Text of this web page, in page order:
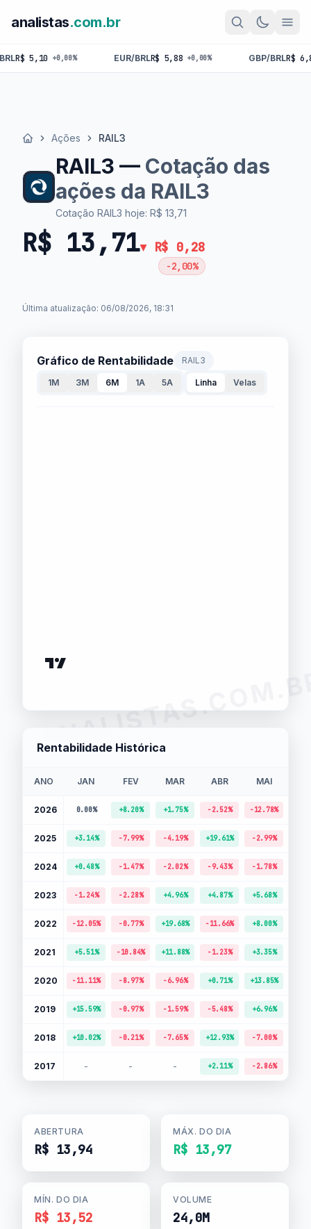
analistas.com.br
EUR/BRL R$ 5,88 +0,00% GBP/BRL R$ 6,86 +0,00%
Início Ações RAIL3
RAIL3 — Cotação das
ações da RAIL3
Cotação RAIL3 hoje: R$ 13,71
R$ 13,71▼ R$ 0,28
-2,00%
Última atualização: 06/08/2026, 18:31
Gráfico de Rentabilidade RAIL3
1M 3M 6M 1A 5A Linha Velas
Rentabilidade Histórica
ANO JAN FEV MAR ABR MAI
2026 0.00% +8.20% +1.75% -2.52% -12.78%
2025 +3.14% -7.99% -4.19% +19.61% -2.99%
2024 +0.48% -1.47% -2.02% -9.43% -1.78%
2023 -1.24% -2.28% +4.96% +4.87% +5.68%
2022 -12.05% -0.77% +19.68% -11.66% +8.00%
2021 +5.51% -10.84% +11.88% -1.23% +3.35%
2020 -11.11% -8.97% -6.96% +0.71% +13.85%
2019 +15.59% -0.97% -1.59% -5.48% +6.96%
2018 +10.02% -0.21% -7.65% +12.93% -7.00%
2017 - - - +2.11% -2.86%
ABERTURA
R$ 13,94
MÁX. DO DIA
R$ 13,97
MÍN. DO DIA
R$ 13,52
VOLUME
24,0M